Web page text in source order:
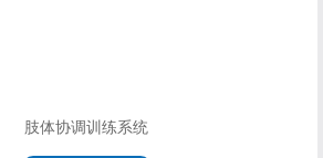
肢体协调训练系统